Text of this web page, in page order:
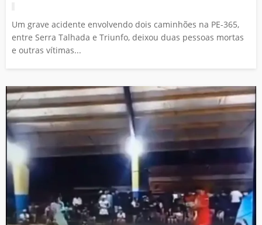
Um grave acidente envolvendo dois caminhões na PE-365,
entre Serra Talhada e Triunfo, deixou duas pessoas mortas
e outras vítimas...